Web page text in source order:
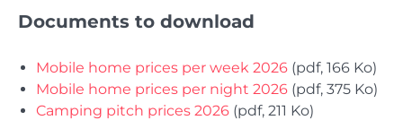
Documents to download
Mobile home prices per week 2026 (pdf, 166 Ko)
Mobile home prices per night 2026 (pdf, 375 Ko)
Camping pitch prices 2026 (pdf, 211 Ko)